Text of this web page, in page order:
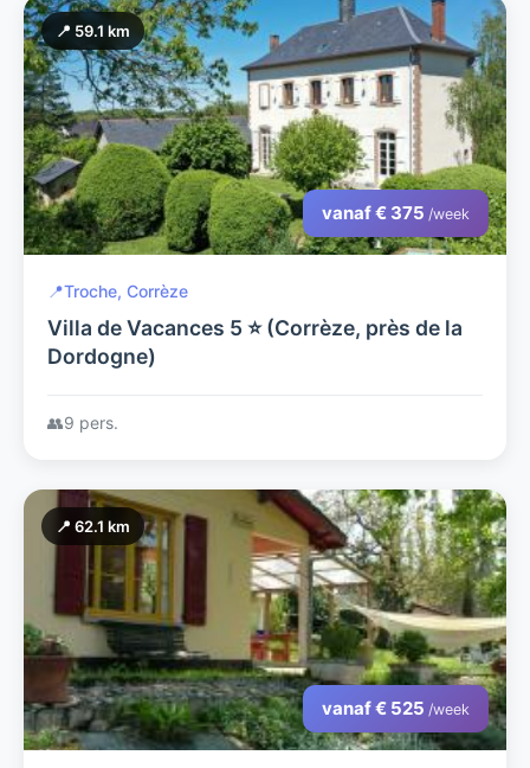
📍 59.1 km
vanaf € 375 /week
📍Troche, Corrèze
Villa de Vacances 5 ⭐ (Corrèze, près de la
Dordogne)
👥9 pers.
📍 62.1 km
vanaf € 525 /week